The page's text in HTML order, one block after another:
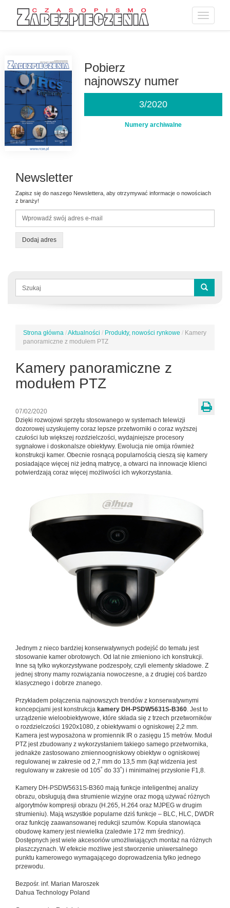
Toggle
Pobierz
najnowszy numer
3/2020
Numery archiwalne
Newsletter
Zapisz się do naszego Newslettera, aby otrzymywać informacje o nowościach
z branży!
Dodaj adres
Formularz
wyszukiwania
Jesteś
tutaj
Strona główna /Aktualności / Produkty, nowości rynkowe / Kamery
panoramiczne z modułem PTZ
Kamery panoramiczne z
modułem PTZ
07/02/2020
Dzięki rozwojowi sprzętu stosowanego w systemach telewizji
dozorowej uzyskujemy coraz lepsze przetworniki o coraz wyższej
czułości lub większej rozdzielczości, wydajniejsze procesory
sygnałowe i doskonalsze obiektywy. Ewolucja nie omija również
konstrukcji kamer. Obecnie rosnącą popularnością cieszą się kamery
posiadające więcej niż jedną matrycę, a otwarci na innowacje klienci
potwierdzają coraz więcej możliwości ich wykorzystania.
Jednym z nieco bardziej konserwatywnych podejść do tematu jest
stosowanie kamer obrotowych. Od lat nie zmieniono ich konstrukcji.
Inne są tylko wykorzystywane podzespoły, czyli elementy składowe. Z
jednej strony mamy rozwiązania nowoczesne, a z drugiej coś bardzo
klasycznego i dobrze znanego.
Przykładem połączenia najnowszych trendów z konserwatywnymi
koncepcjami jest konstrukcja kamery DH-PSDW5631S-B360. Jest to
urządzenie wieloobiektywowe, które składa się z trzech przetworników
o rozdzielczości 1920x1080, z obiektywami o ogniskowej 2,2 mm.
Kamera jest wyposażona w promiennik IR o zasięgu 15 metrów. Moduł
PTZ jest zbudowany z wykorzystaniem takiego samego przetwornika,
jednakże zastosowano zmiennoogniskowy obiektyw o ogniskowej
regulowanej w zakresie od 2,7 mm do 13,5 mm (kąt widzenia jest
regulowany w zakresie od 105˚ do 33˚) i minimalnej przysłonie F1,8.
Kamery DH-PSDW5631S-B360 mają funkcje inteligentnej analizy
obrazu, obsługują dwa strumienie wizyjne oraz mogą używać różnych
algorytmów kompresji obrazu (H.265, H.264 oraz MJPEG w drugim
strumieniu). Mają wszystkie popularne dziś funkcje – BLC, HLC, DWDR
oraz funkcję zaawansowanej redukcji szumów. Kopuła stanowiąca
obudowę kamery jest niewielka (zaledwie 172 mm średnicy).
Dostępnych jest wiele akcesoriów umożliwiających montaż na różnych
płaszczyznach. W efekcie możliwe jest stworzenie uniwersalnego
punktu kamerowego wymagającego doprowadzenia tylko jednego
przewodu.
Bezpośr. inf. Marian Maroszek
Dahua Technology Poland